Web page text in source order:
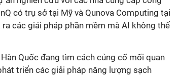
có trụ sở tại Mỹ và Qunova Computing tại
các giải pháp phần mềm mà AI không thể
Quốc đang tìm cách củng cố mối quan
triển các giải pháp năng lượng sạch